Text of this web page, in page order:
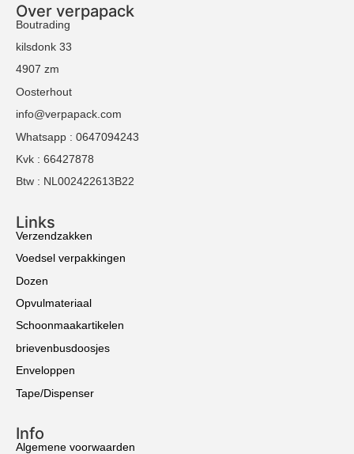
Over verpapack
Boutrading
kilsdonk 33
4907 zm
Oosterhout
info@verpapack.com
Whatsapp : 0647094243
Kvk : 66427878
Btw : NL002422613B22
Links
Verzendzakken
Voedsel verpakkingen
Dozen
Opvulmateriaal
Schoonmaakartikelen
brievenbusdoosjes
Enveloppen
Tape/Dispenser
Algemene voorwaarden
Info